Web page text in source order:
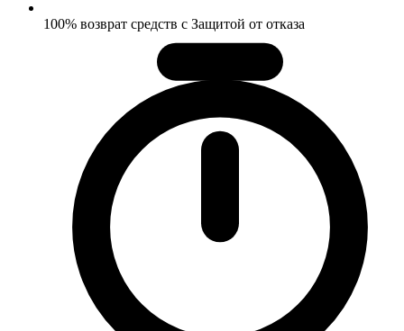
100% возврат средств с Защитой от отказа